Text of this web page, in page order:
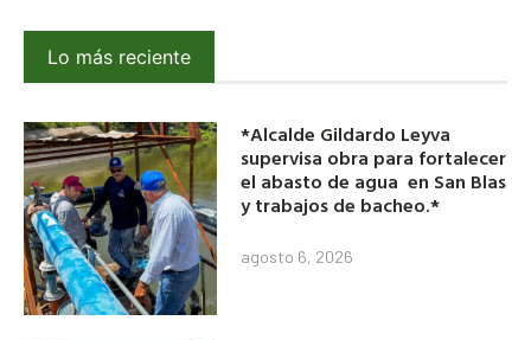
Lo más reciente
*Alcalde Gildardo Leyva
supervisa obra para fortalecer
el abasto de agua en San Blas
y trabajos de bacheo.*
agosto 6, 2026